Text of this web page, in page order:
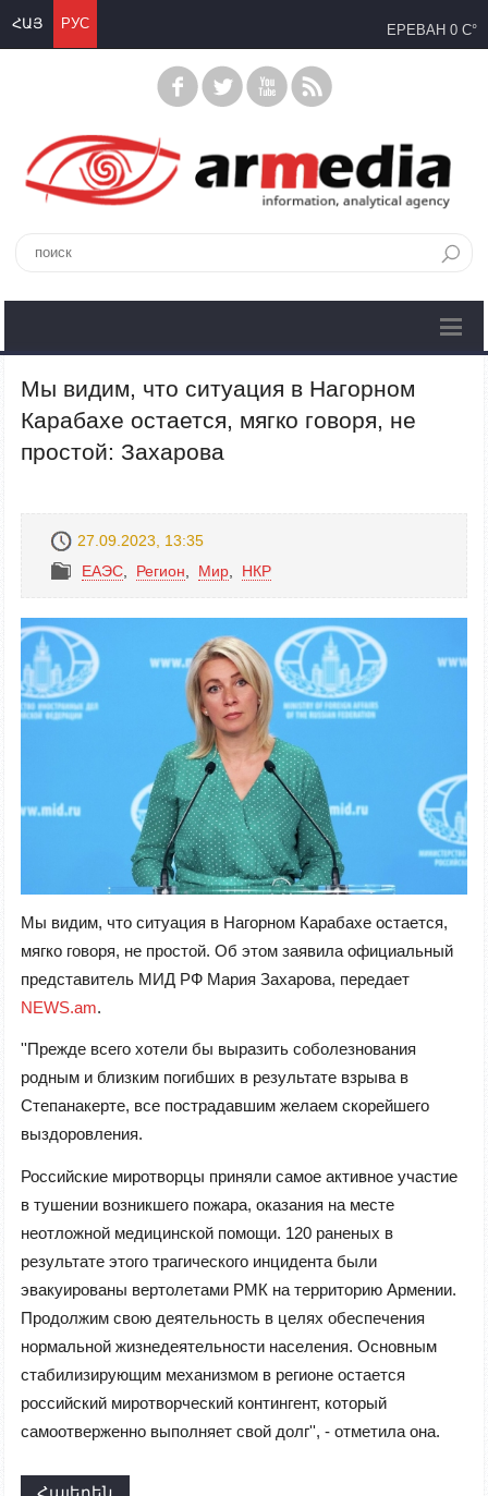
ՀԱՅ РУС ЕРЕВАН 0 C°
Мы видим, что ситуация в Нагорном
Карабахе остается, мягко говоря, не
простой: Захарова
27.09.2023, 13:35
ЕАЭС
Регион Mир НКР
Мы видим, что ситуация в Нагорном Карабахе остается,
мягко говоря, не простой. Об этом заявила официальный
представитель МИД РФ Мария Захарова, передает
NEWS.am.
''Прежде всего хотели бы выразить соболезнования
родным и близким погибших в результате взрыва в
Степанакерте, все пострадавшим желаем скорейшего
выздоровления.
Российские миротворцы приняли самое активное участие
в тушении возникшего пожара, оказания на месте
неотложной медицинской помощи. 120 раненых в
результате этого трагического инцидента были
эвакуированы вертолетами РМК на территорию Армении.
Продолжим свою деятельность в целях обеспечения
нормальной жизнедеятельности населения. Основным
стабилизирующим механизмом в регионе остается
российский миротворческий контингент, который
самоотверженно выполняет свой долг'', - отметила она.
Հայերեն